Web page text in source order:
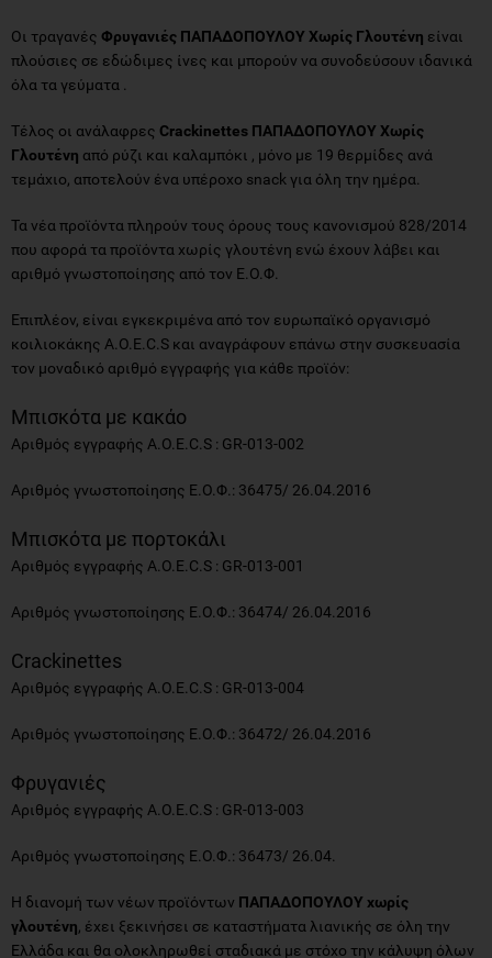
Οι τραγανές Φρυγανιές ΠΑΠΑΔΟΠΟΥΛΟΥ Χωρίς Γλουτένη είναι
πλούσιες σε εδώδιμες ίνες και μπορούν να συνοδεύσουν ιδανικά
όλα τα γεύματα .
Τέλος οι ανάλαφρες Crackinettes ΠΑΠΑΔΟΠΟΥΛΟΥ Χωρίς
Γλουτένη από ρύζι και καλαμπόκι , μόνο με 19 θερμίδες ανά
τεμάχιο, αποτελούν ένα υπέροχο snack για όλη την ημέρα.
Τα νέα προϊόντα πληρούν τους όρους τους κανονισμού 828/2014
που αφορά τα προϊόντα χωρίς γλουτένη ενώ έχουν λάβει και
αριθμό γνωστοποίησης από τον Ε.Ο.Φ.
Επιπλέον, είναι εγκεκριμένα από τον ευρωπαϊκό οργανισμό
κοιλιοκάκης A.O.E.C.S και αναγράφουν επάνω στην συσκευασία
τον μοναδικό αριθμό εγγραφής για κάθε προϊόν:
Μπισκότα με κακάο
Αριθμός εγγραφής A.O.E.C.S : GR-013-002
Αριθμός γνωστοποίησης Ε.Ο.Φ.: 36475/ 26.04.2016
Μπισκότα με πορτοκάλι
Αριθμός εγγραφής A.O.E.C.S : GR-013-001
Αριθμός γνωστοποίησης Ε.Ο.Φ.: 36474/ 26.04.2016
Crackinettes
Αριθμός εγγραφής A.O.E.C.S : GR-013-004
Αριθμός γνωστοποίησης Ε.Ο.Φ.: 36472/ 26.04.2016
Φρυγανιές
Αριθμός εγγραφής A.O.E.C.S : GR-013-003
Αριθμός γνωστοποίησης Ε.Ο.Φ.: 36473/ 26.04.
Η διανομή των νέων προϊόντων ΠΑΠΑΔΟΠΟΥΛΟΥ χωρίς
γλουτένη, έχει ξεκινήσει σε καταστήματα λιανικής σε όλη την
Ελλάδα και θα ολοκληρωθεί σταδιακά με στόχο την κάλυψη όλων